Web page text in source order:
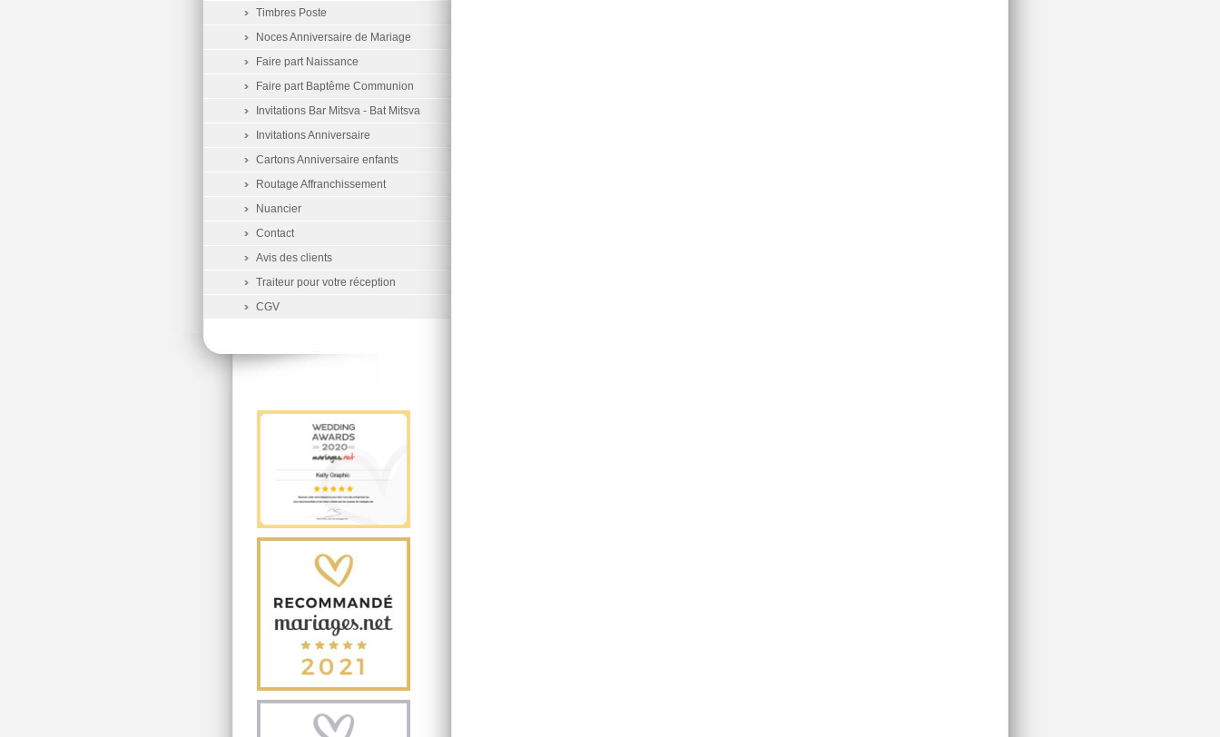
Timbres Poste
Noces Anniversaire de Mariage
Faire part Naissance
Faire part Baptême Communion
Invitations Bar Mitsva - Bat Mitsva
Invitations Anniversaire
Cartons Anniversaire enfants
Routage Affranchissement
Nuancier
Contact
Avis des clients
Traiteur pour votre réception
CGV